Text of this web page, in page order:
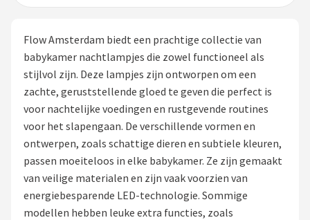
Slaaphulpen
Babyprojectors
Shop
POPULAIRE MERKEN
Alecto
Zazu
Flow Amsterdam biedt een prachtige collectie van
babykamer nachtlampjes die zowel functioneel als
stijlvol zijn. Deze lampjes zijn ontworpen om een
zachte, geruststellende gloed te geven die perfect is
voor nachtelijke voedingen en rustgevende routines
voor het slapengaan. De verschillende vormen en
ontwerpen, zoals schattige dieren en subtiele kleuren,
passen moeiteloos in elke babykamer. Ze zijn gemaakt
van veilige materialen en zijn vaak voorzien van
energiebesparende LED-technologie. Sommige
modellen hebben leuke extra functies, zoals